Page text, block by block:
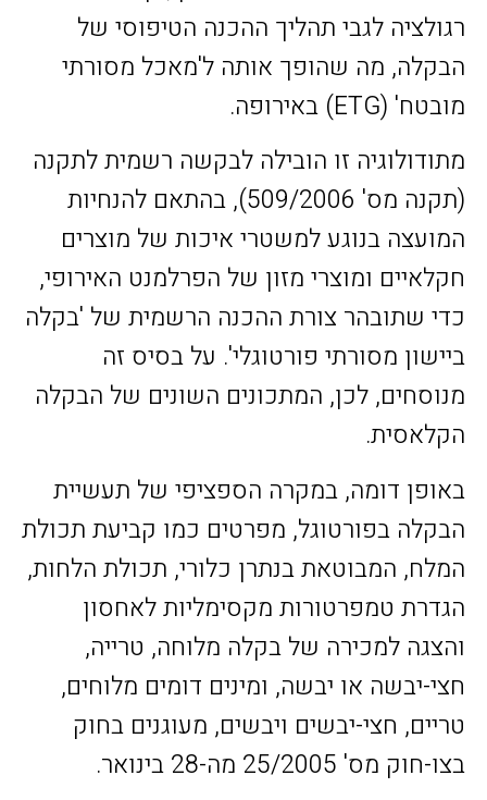
רגולציה לגבי תהליך ההכנה הטיפוסי של
הבקלה, מה שהופך אותה ל'מאכל מסורתי
מובטח' (ETG) באירופה.
מתודולוגיה זו הובילה לבקשה רשמית לתקנה
(תקנה מס' 509/2006), בהתאם להנחיות
המועצה בנוגע למשטרי איכות של מוצרים
חקלאיים ומוצרי מזון של הפרלמנט האירופי,
כדי שתובהר צורת ההכנה הרשמית של 'בקלה
ביישון מסורתי פורטוגלי'. על בסיס זה
מנוסחים, לכן, המתכונים השונים של הבקלה
הקלאסית.
באופן דומה, במקרה הספציפי של תעשיית
הבקלה בפורטוגל, מפרטים כמו קביעת תכולת
המלח, המבוטאת בנתרן כלורי, תכולת הלחות,
הגדרת טמפרטורות מקסימליות לאחסון
והצגה למכירה של בקלה מלוחה, טרייה,
חצי-יבשה או יבשה, ומינים דומים מלוחים,
טריים, חצי-יבשים ויבשים, מעוגנים בחוק
בצו-חוק מס' 25/2005 מה-28 בינואר.